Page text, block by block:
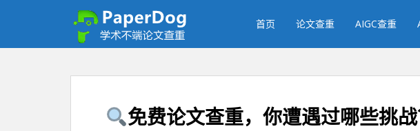
首页 论文查重 AIGC查重
免费论文查重，你遭遇过哪些挑战